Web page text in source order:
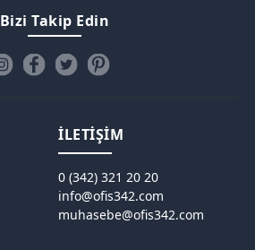
Bizi Takip Edin
İLETİŞİM
0 (342) 321 20 20
info@ofis342.com
muhasebe@ofis342.com